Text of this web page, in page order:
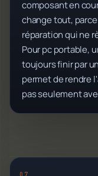
composant en
change tout,
réparation qui ne
Pour pc portable,
toujours finir par
permet de rendre
pas seulement